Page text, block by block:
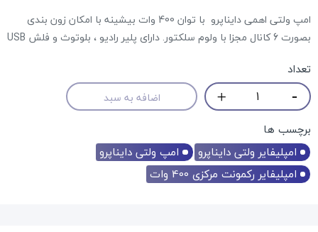
امپ ولتی اهمی دایناپرو با توان 400 وات بیشینه با امکان زون بندی
بصورت 6 کانال مجزا با ولوم سلکتور. دارای پلیر رادیو ، بلوتوث و فلش USB
تعداد
اضافه به سبد
برچسب ها
امپلیفایر ولتی دایناپرو
امپ ولتی دایناپرو
امپلیفایر رکمونت مرکزی 400 وات